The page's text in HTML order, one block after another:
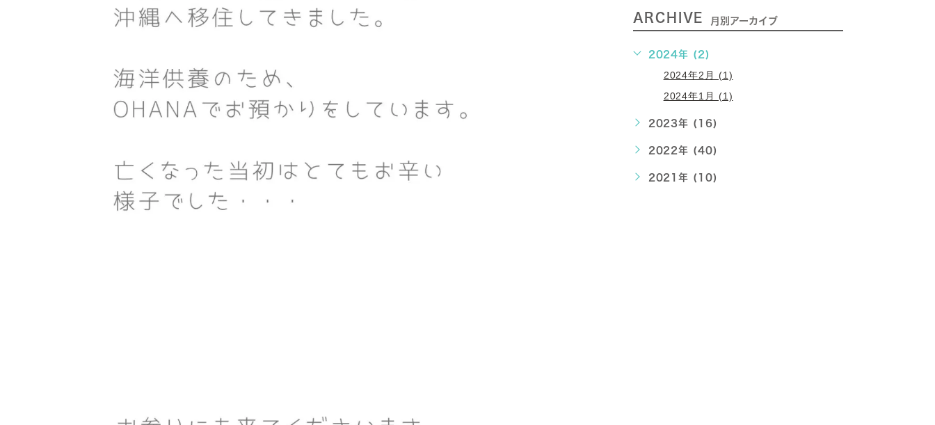
ARCHIVE 月別アーカイブ
2024年 (2)
2024年2月 (1)
2024年1月 (1)
2023年 (16)
2022年 (40)
2021年 (10)